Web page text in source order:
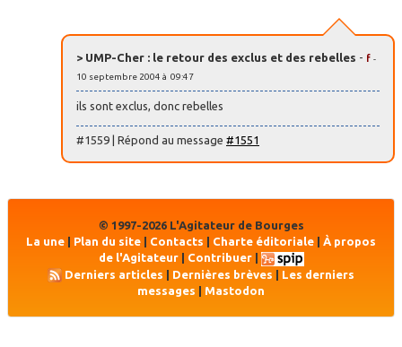
> UMP-Cher : le retour des exclus et des rebelles - f -
10 septembre 2004 à 09:47
ils sont exclus, donc rebelles
#1559 | Répond au message #1551
© 1997-2026 L'Agitateur de Bourges
La une
Plan du site Contacts Charte éditoriale
À propos
de l'Agitateur| Contribuer|
Derniers articles | Dernières brèves | Les derniers
messages
Mastodon